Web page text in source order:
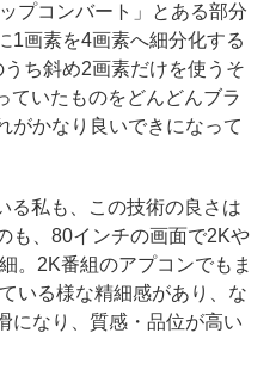
プコンバート」とある部分
1画素を4画素へ細分化する
ち斜め2画素だけを使うそ
ていたものをどんどんブラ
がかなり良いできになって
る私も、この技術の良さは
も、80インチの画面で2Kや
。2K番組のアプコンでもま
いる様な精細感があり、な
になり、質感・品位が高い